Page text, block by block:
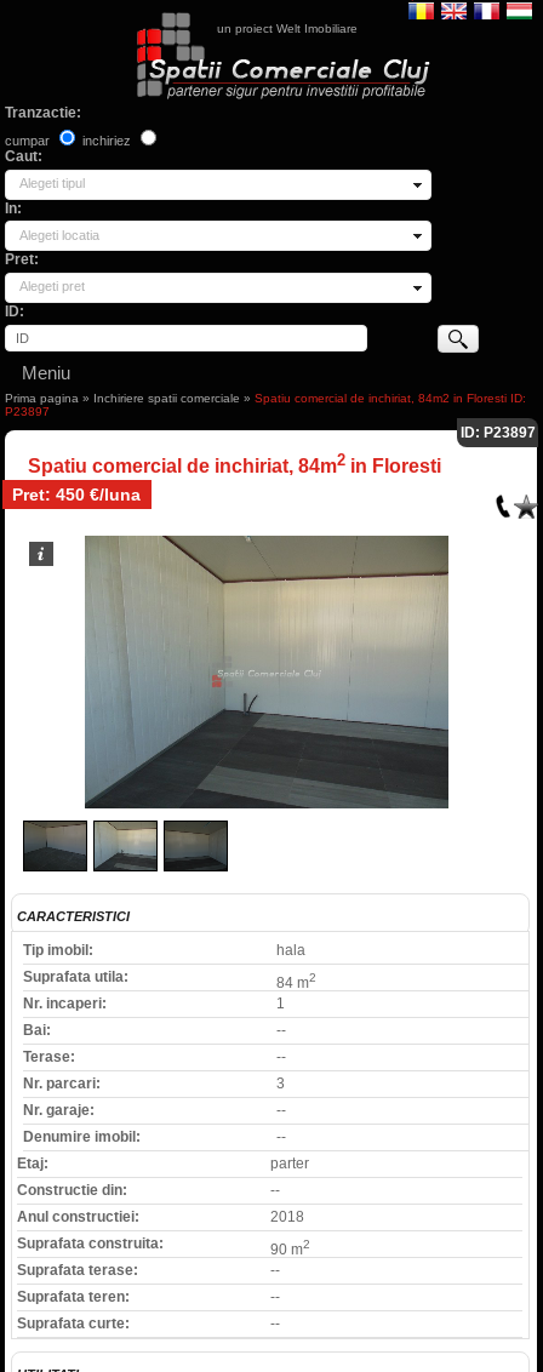
un proiect Welt Imobiliare
Tranzactie:
cumpar inchiriez
Caut:
Alegeti tipul
In:
Alegeti locatia
Pret:
Alegeti pret
ID:
Meniu
Prima pagina » Inchiriere spatii comerciale »Spatiu comercial de inchiriat, 84m2 in Floresti ID:
P23897
Spatiu comercial de inchiriat, 84m2in Floresti
Pret: 450 €/luna
ID: P23897
CARACTERISTICI
Tip imobil:
hala
Suprafata utila:
84 m2
Nr. incaperi:
1
Bai:
--
Terase:
--
Nr. parcari:
3
Nr. garaje:
--
Denumire imobil:
--
Etaj:
parter
Constructie din:
--
Anul constructiei:
2018
Suprafata construita:
90 m2
Suprafata terase:
--
Suprafata teren:
--
Suprafata curte:
--